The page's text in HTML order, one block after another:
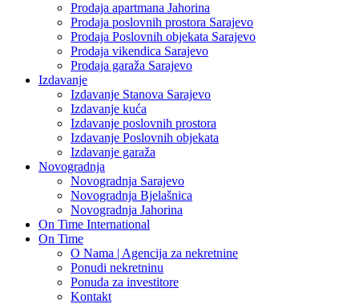
Prodaja apartmana Jahorina
Prodaja poslovnih prostora Sarajevo
Prodaja Poslovnih objekata Sarajevo
Prodaja vikendica Sarajevo
Prodaja garaža Sarajevo
Izdavanje
Izdavanje Stanova Sarajevo
Izdavanje kuća
Izdavanje poslovnih prostora
Izdavanje Poslovnih objekata
Izdavanje garaža
Novogradnja
Novogradnja Sarajevo
Novogradnja Bjelašnica
Novogradnja Jahorina
On Time International
On Time
O Nama | Agencija za nekretnine
Ponudi nekretninu
Ponuda za investitore
Kontakt